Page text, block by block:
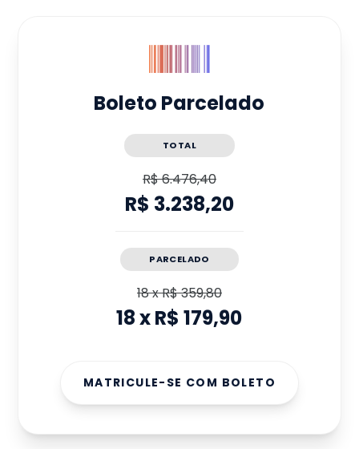
Boleto Parcelado
TOTAL
R$ 6.476,40
R$ 3.238,20
PARCELADO
18xR$ 359,80
18xR$ 179,90
MATRICULE-SE COM BOLETO